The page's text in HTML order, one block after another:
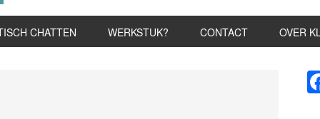
CHATTEN WERKSTUK? CONTACT OVER